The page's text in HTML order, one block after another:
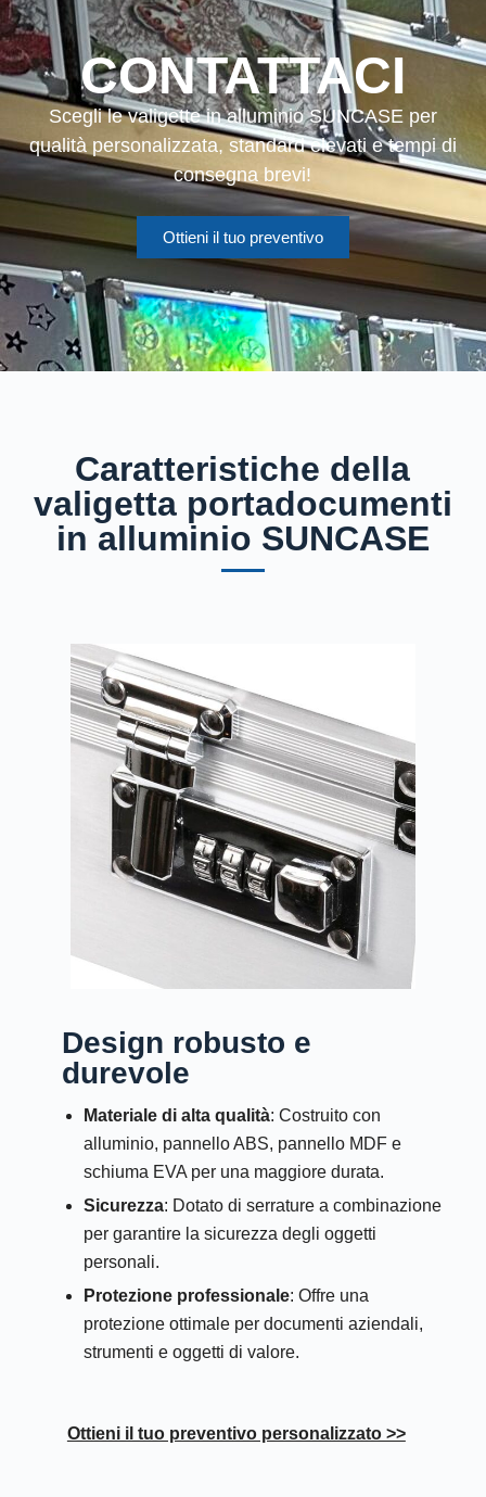
CONTATTACI
Scegli le valigette in alluminio SUNCASE per
qualità personalizzata, standard elevati e tempi di
consegna brevi!
Ottieni il tuo preventivo
Caratteristiche della
valigetta portadocumenti
in alluminio SUNCASE
Design robusto e
durevole
Materiale di alta qualità: Costruito con
alluminio, pannello ABS, pannello MDF e
schiuma EVA per una maggiore durata.
Sicurezza: Dotato di serrature a combinazione
per garantire la sicurezza degli oggetti
personali.
Protezione professionale: Offre una
protezione ottimale per documenti aziendali,
strumenti e oggetti di valore.
Ottieni il tuo preventivo personalizzato >>